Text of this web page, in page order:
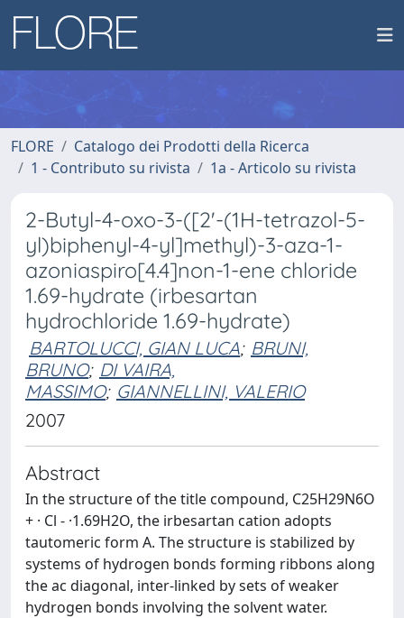
FLORE
Catalogo dei Prodotti della Ricerca
1 - Contributo su rivista
1a - Articolo su rivista
2-Butyl-4-oxo-3-([2'-(1H-tetrazol-5-
yl)biphenyl-4-yl]methyl)-3-aza-1-
azoniaspiro[4.4]non-1-ene chloride
1.69-hydrate (irbesartan
hydrochloride 1.69-hydrate)
BARTOLUCCI, GIAN LUCA; BRUNI,
BRUNO; DI VAIRA,
MASSIMO; GIANNELLINI, VALERIO
2007
Abstract
In the structure of the title compound, C25H29N6O
+ · Cl - ·1.69H2O, the irbesartan cation adopts
tautomeric form A. The structure is stabilized by
systems of hydrogen bonds forming ribbons along
the ac diagonal, inter-linked by sets of weaker
hydrogen bonds involving the solvent water.